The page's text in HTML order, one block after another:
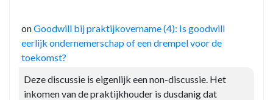
onGoodwill bij praktijkovername (4): Is goodwill
eerlijk ondernemerschap of een drempel voor de
toekomst?
Deze discussie is eigenlijk een non-discussie. Het
inkomen van de praktijkhouder is dusdanig dat